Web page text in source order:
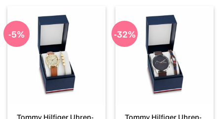
-5%
Tommy Hilfiger Uhren-
-32%
Tommy Hilfiger Uhren-